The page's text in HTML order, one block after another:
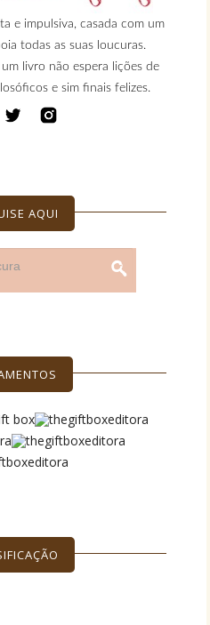
e impulsiva, casada com um
todas as suas loucuras.
livro não espera lições de
e sim finais felizes.
AQUI